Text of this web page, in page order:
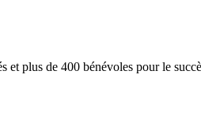
et plus de 400 bénévoles pour le